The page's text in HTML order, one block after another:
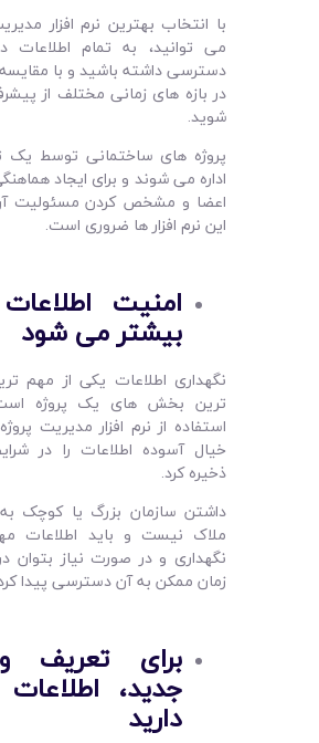
با انتخاب بهترین نرم افزار
می توانید، به تمام
دسترسی داشته باشید و با
در بازه های زمانی مختلف از
شوید.
پروژه های ساختمانی توسط یک
اداره می شوند و برای ایجاد
اعضا و مشخص کردن مسئولیت آن
این نرم افزار ها ضروری است.
امنیت
بیشتر می ‌شود
نگهداری اطلاعات یکی از مهم
ترین بخش های یک پروژه
استفاده از نرم افزار مدیریت
خیال آسوده اطلاعات را در
ذخیره کرد.
داشتن سازمان بزرگ یا کوچک
ملاک نیست و باید اطلاعات
نگهداری و در صورت نیاز بتوان
زمان ممکن به آن دسترسی پیدا
برای تعریف
جدید،
دارید